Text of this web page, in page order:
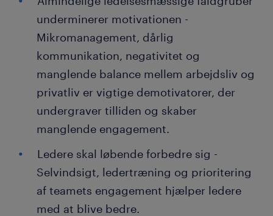
underminerer motivationen -
Mikromanagement, dårlig
kommunikation, negativitet og
manglende balance mellem arbejdsliv og
privatliv er vigtige demotivatorer, der
undergraver tilliden og skaber
manglende engagement.
Ledere skal løbende forbedre sig -
Selvindsigt, ledertræning og prioritering
af teamets engagement hjælper ledere
med at blive bedre.